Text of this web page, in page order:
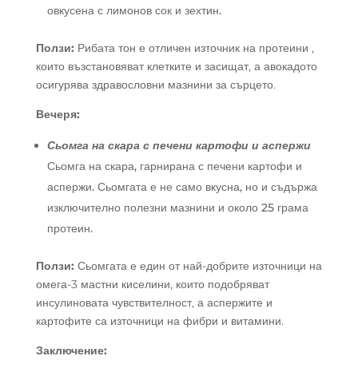
овкусена с лимонов сок и зехтин.
Ползи: Рибата тон е отличен източник на протеини ,
които възстановяват клетките и засищат, а авокадото
осигурява здравословни мазнини за сърцето.
Вечеря:
Сьомга на скара с печени картофи и аспержи
Сьомга на скара, гарнирана с печени картофи и
аспержи. Сьомгата е не само вкусна, но и съдържа
изключително полезни мазнини и около 25 грама
протеин.
Ползи: Сьомгата е един от най-добрите източници на
омега-3 мастни киселини, които подобряват
инсулиновата чувствителност, а аспержите и
картофите са източници на фибри и витамини.
Заключение: